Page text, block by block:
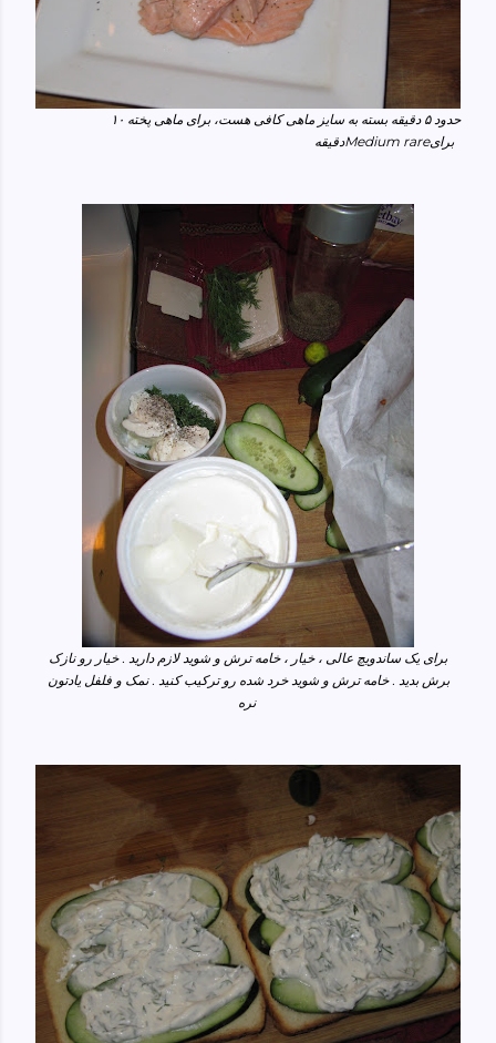
حدود ۵ دقیقه بسته به سایز ماهی کافی هست، برای ماهی پخته ۱۰
دقیقهMedium rareبرای
برای یک ساندویچ عالی ، خیار ، خامه ترش و شوید لازم دارید . خیار رو نازک
برش بدید . خامه ترش و شوید خرد شده رو ترکیب کنید . نمک و فلفل یادتون
نره